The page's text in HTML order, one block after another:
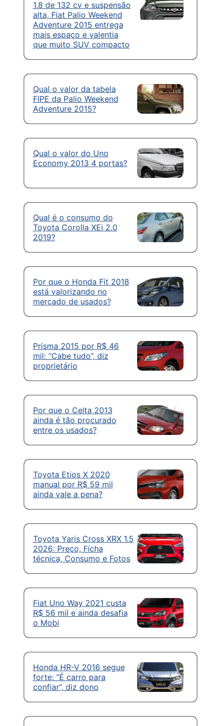
1.8 de 132 cv e suspensão
alta, Fiat Palio Weekend
Adventure 2015 entrega
mais espaço e valentia
que muito SUV compacto
Qual o valor da tabela
FIPE da Palio Weekend
Adventure 2015?
Qual o valor do Uno
Economy 2013 4 portas?
Qual é o consumo do
Toyota Corolla XEi 2.0
2019?
Por que o Honda Fit 2018
está valorizando no
mercado de usados?
Prisma 2015 por R$ 46
mil: “Cabe tudo”, diz
proprietário
Por que o Celta 2013
ainda é tão procurado
entre os usados?
Toyota Etios X 2020
manual por R$ 59 mil
ainda vale a pena?
Toyota Yaris Cross XRX 1.5
2026: Preço, Ficha
técnica, Consumo e Fotos
Fiat Uno Way 2021 custa
R$ 56 mil e ainda desafia
o Mobi
Honda HR-V 2016 segue
forte: “É carro para
confiar”, diz dono